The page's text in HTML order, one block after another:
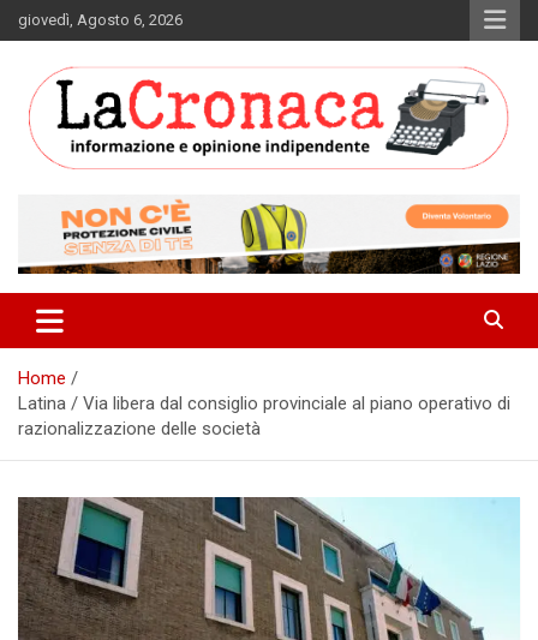
Skip
to
giovedì, Agosto 6, 2026
La Cronaca Quotidiano
Home
Latina / Via libera dal consiglio provinciale al piano operativo di
razionalizzazione delle società